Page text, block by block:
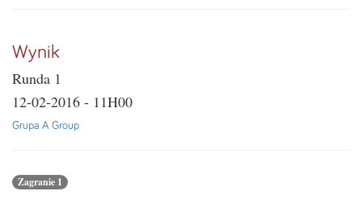
Wynik
Runda 1
12-02-2016 - 11H00
Grupa A Group
Zagranie 1